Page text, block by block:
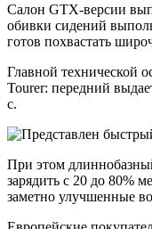
Салон GTX-версии
обивки сидений
готов похвастать
Главной технической
Tourer: передний
с.
При этом
зарядить с 20 до 80%
заметно улучшенные